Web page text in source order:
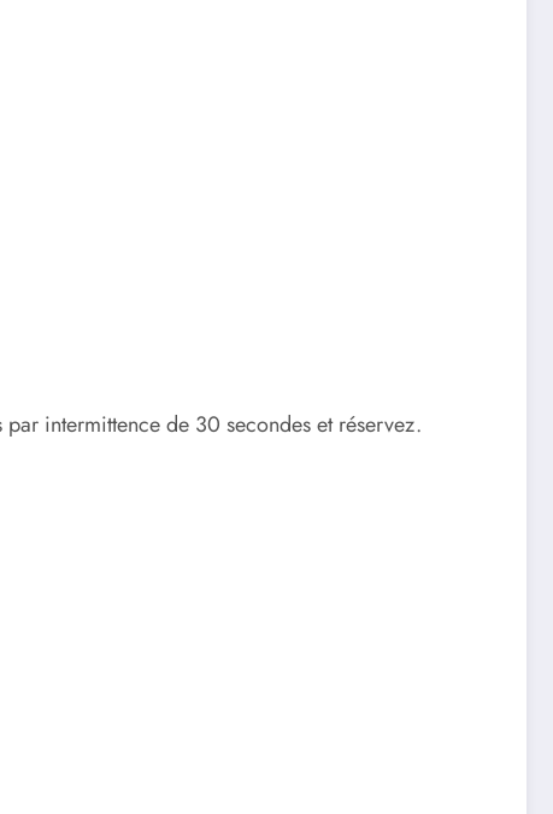
intermittence de 30 secondes et réservez.